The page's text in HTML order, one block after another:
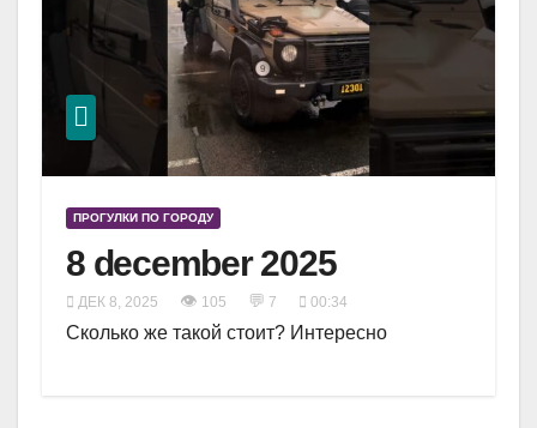
ПРОГУЛКИ ПО ГОРОДУ
8 december 2025
ДЕК 8, 2025 👁 105 💬 7 00:34
Сколько же такой стоит? Интересно